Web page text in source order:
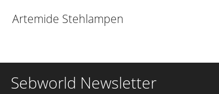
Artemide Stehlampen
Sebworld Newsletter